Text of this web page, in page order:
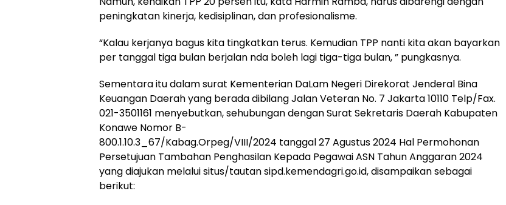
peningkatan kinerja, kedisiplinan, dan profesionalisme.
“Kalau kerjanya bagus kita tingkatkan terus. Kemudian TPP nanti kita akan bayarkan
per tanggal tiga bulan berjalan nda boleh lagi tiga-tiga bulan, ” pungkasnya.
Sementara itu dalam surat Kementerian DaLam Negeri Direkorat Jenderal Bina
Keuangan Daerah yang berada dibilang Jalan Veteran No. 7 Jakarta 10110 Telp/Fax.
021-3501161 menyebutkan, sehubungan dengan Surat Sekretaris Daerah Kabupaten
Konawe Nomor B-
800.1.10.3_67/Kabag.Orpeg/VIII/2024 tanggal 27 Agustus 2024 Hal Permohonan
Persetujuan Tambahan Penghasilan Kepada Pegawai ASN Tahun Anggaran 2024
yang diajukan melalui situs/tautan sipd.kemendagri.go.id, disampaikan sebagai
berikut: